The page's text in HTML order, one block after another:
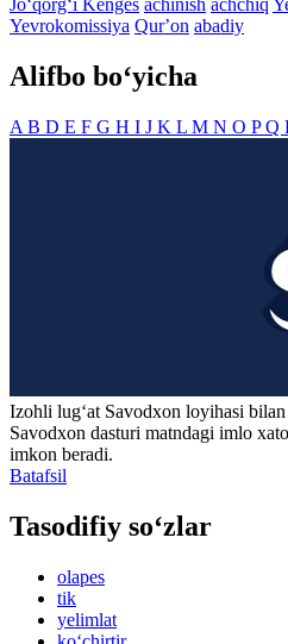
Jo‘qorg‘i Kenges achinish achchiq
Yevrokomissiya Qurʼon abadiy
Alifbo bo‘yicha
A B D E F G H I J K L M N O PQ
Izohli lugʻat Savodxon loyihasi
Savodxon dasturi matndagi imlo
imkon beradi.
Batafsil
Tasodifiy so‘zlar
olapes
tik
yelimlat